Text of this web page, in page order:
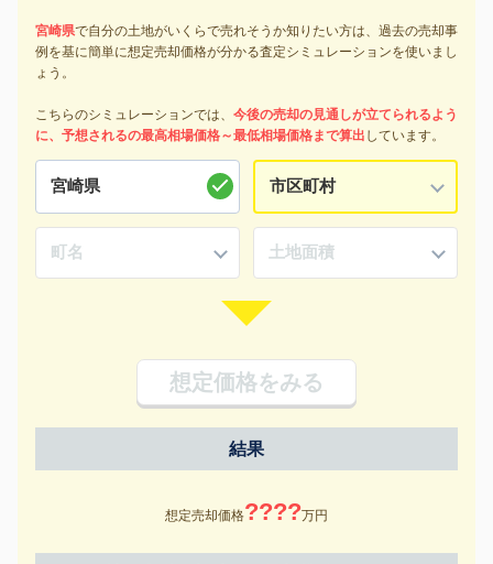
宮崎県で自分の土地がいくらで売れそうか知りたい方は、過去の売却事
例を基に簡単に想定売却価格が分かる査定シミュレーションを使いまし
ょう。
こちらのシミュレーションでは、 今後の売却の見通しが立てられるよう
に、予想されるの最高相場価格～最低相場価格まで算出 しています。
想定価格をみる
結果
想定売却価格????万円